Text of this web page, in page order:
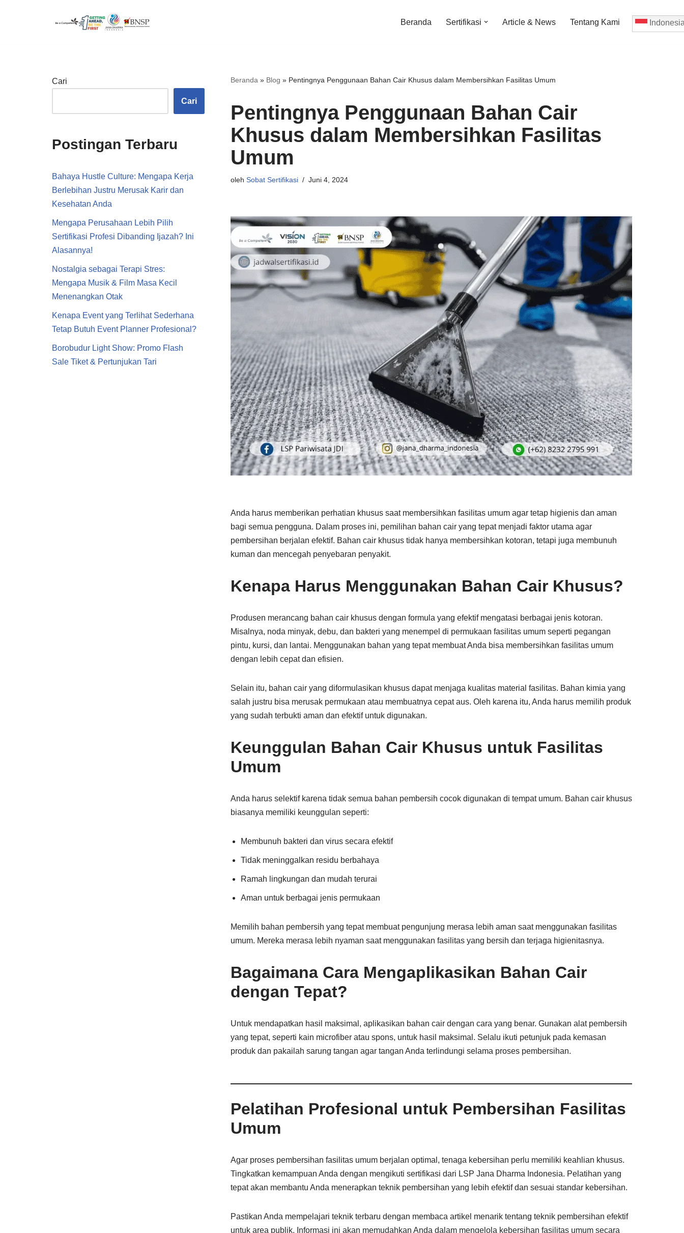
Beranda Sertifikasi Article & News Tentang Kami
Cari
Cari
Postingan Terbaru
Bahaya Hustle Culture: Mengapa Kerja
Berlebihan Justru Merusak Karir dan
Kesehatan Anda
Mengapa Perusahaan Lebih Pilih
Sertifikasi Profesi Dibanding Ijazah? Ini
Alasannya!
Nostalgia sebagai Terapi Stres:
Mengapa Musik & Film Masa Kecil
Menenangkan Otak
Kenapa Event yang Terlihat Sederhana
Tetap Butuh Event Planner Profesional?
Borobudur Light Show: Promo Flash
Sale Tiket & Pertunjukan Tari
Beranda » Blog » Pentingnya Penggunaan Bahan Cair Khusus dalam Membersihkan Fasilitas Umum
Pentingnya Penggunaan Bahan Cair
Khusus dalam Membersihkan Fasilitas
Umum
oleh Sobat Sertifikasi Juni 4, 2024
Anda harus memberikan perhatian khusus saat membersihkan fasilitas umum agar tetap higienis dan aman
bagi semua pengguna. Dalam proses ini, pemilihan bahan cair yang tepat menjadi faktor utama agar
pembersihan berjalan efektif. Bahan cair khusus tidak hanya membersihkan kotoran, tetapi juga membunuh
kuman dan mencegah penyebaran penyakit.
Kenapa Harus Menggunakan Bahan Cair Khusus?
Produsen merancang bahan cair khusus dengan formula yang efektif mengatasi berbagai jenis kotoran.
Misalnya, noda minyak, debu, dan bakteri yang menempel di permukaan fasilitas umum seperti pegangan
pintu, kursi, dan lantai. Menggunakan bahan yang tepat membuat Anda bisa membersihkan fasilitas umum
dengan lebih cepat dan efisien.
Selain itu, bahan cair yang diformulasikan khusus dapat menjaga kualitas material fasilitas. Bahan kimia yang
salah justru bisa merusak permukaan atau membuatnya cepat aus. Oleh karena itu, Anda harus memilih produk
yang sudah terbukti aman dan efektif untuk digunakan.
Keunggulan Bahan Cair Khusus untuk Fasilitas
Umum
Anda harus selektif karena tidak semua bahan pembersih cocok digunakan di tempat umum. Bahan cair khusus
biasanya memiliki keunggulan seperti:
Membunuh bakteri dan virus secara efektif
Tidak meninggalkan residu berbahaya
Ramah lingkungan dan mudah terurai
Aman untuk berbagai jenis permukaan
Memilih bahan pembersih yang tepat membuat pengunjung merasa lebih aman saat menggunakan fasilitas
umum. Mereka merasa lebih nyaman saat menggunakan fasilitas yang bersih dan terjaga higienitasnya.
Bagaimana Cara Mengaplikasikan Bahan Cair
dengan Tepat?
Untuk mendapatkan hasil maksimal, aplikasikan bahan cair dengan cara yang benar. Gunakan alat pembersih
yang tepat, seperti kain microfiber atau spons, untuk hasil maksimal. Selalu ikuti petunjuk pada kemasan
produk dan pakailah sarung tangan agar tangan Anda terlindungi selama proses pembersihan.
Pelatihan Profesional untuk Pembersihan Fasilitas
Umum
Agar proses pembersihan fasilitas umum berjalan optimal, tenaga kebersihan perlu memiliki keahlian khusus.
Tingkatkan kemampuan Anda dengan mengikuti sertifikasi dari LSP Jana Dharma Indonesia. Pelatihan yang
tepat akan membantu Anda menerapkan teknik pembersihan yang lebih efektif dan sesuai standar kebersihan.
Pastikan Anda mempelajari teknik terbaru dengan membaca artikel menarik tentang teknik pembersihan efektif
untuk area publik. Informasi ini akan memudahkan Anda dalam mengelola kebersihan fasilitas umum secara